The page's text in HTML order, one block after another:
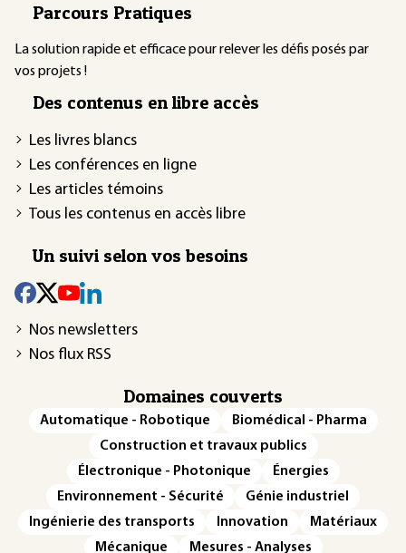
Parcours Pratiques
La solution rapide et efficace pour relever les défis posés par
vos projets !
Des contenus en libre accès
Les livres blancs
Les conférences en ligne
Les articles témoins
Tous les contenus en accès libre
Un suivi selon vos besoins
Nos newsletters
Nos flux RSS
Domaines couverts
Automatique - Robotique
Biomédical - Pharma
Construction et travaux publics
Électronique - Photonique
Énergies
Environnement - Sécurité
Génie industriel
Ingénierie des transports
Innovation
Matériaux
Mécanique
Mesures - Analyses